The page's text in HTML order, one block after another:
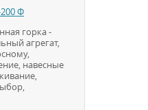
Ф
горка -
агрегат,
навесные